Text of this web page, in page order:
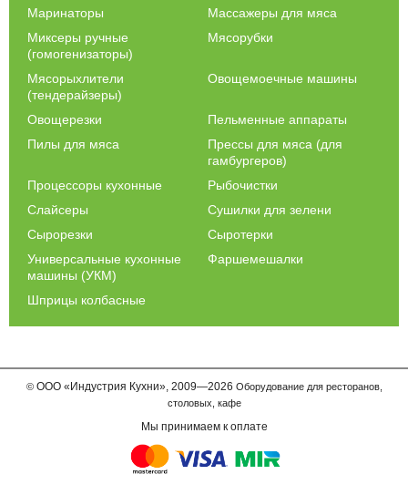
Маринаторы
Массажеры для мяса
Миксеры ручные
(гомогенизаторы)
Мясорубки
Мясорыхлители
(тендерайзеры)
Овощемоечные машины
Овощерезки
Пельменные аппараты
Пилы для мяса
Прессы для мяса (для
гамбургеров)
Процессоры кухонные
Рыбочистки
Слайсеры
Сушилки для зелени
Сырорезки
Сыротерки
Универсальные кухонные
машины (УКМ)
Фаршемешалки
Шприцы колбасные
© ООО «Индустрия Кухни»,2009—2026 Оборудование для ресторанов,
столовых, кафе
Мы принимаем к оплате